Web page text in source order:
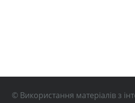
© Використання матеріалів з